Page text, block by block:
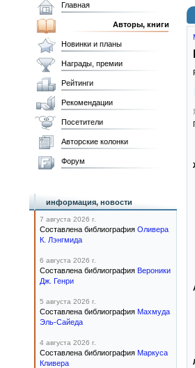
Главная
Авторы, книги
Новинки и планы
Награды, премии
Рейтинги
Рекомендации
Посетители
Авторские колонки
Форум
информация, новости
7 августа 2026 г.
Составлена библиография Оливера
К. Лэнгмида
6 августа 2026 г.
Составлена библиография Вероники
Дж. Генри
5 августа 2026 г.
Составлена библиография Махмуда
Эль-Сайеда
4 августа 2026 г.
Составлена библиография Маркуса
Кливера